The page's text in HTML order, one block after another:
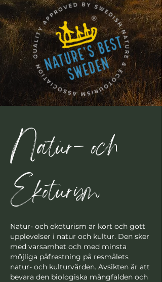
Natur- och
Ekoturism
Natur- och ekoturism är kort och gott
upplevelser i natur och kultur. Den sker
med varsamhet och med minsta
möjliga påfrestning på resmålets
natur- och kulturvärden. Avsikten är att
bevara den biologiska mångfalden och